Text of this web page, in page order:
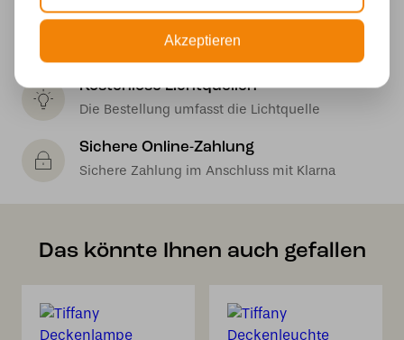
Kostenloser Versand
Kostenloser Versand in Deutschland ab 99 €
Kostenlose Lichtquellen
Die Bestellung umfasst die Lichtquelle
Sichere Online-Zahlung
Sichere Zahlung im Anschluss mit Klarna
Das könnte Ihnen auch gefallen
Akzeptieren